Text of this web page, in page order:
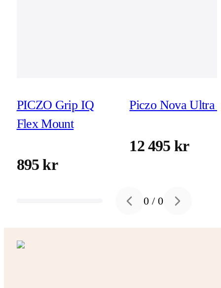
PICZO Grip IQ
Flex Mount
895 kr
Piczo Nova Ultra
12 495 kr
Previous slide
0 /0 Next slide